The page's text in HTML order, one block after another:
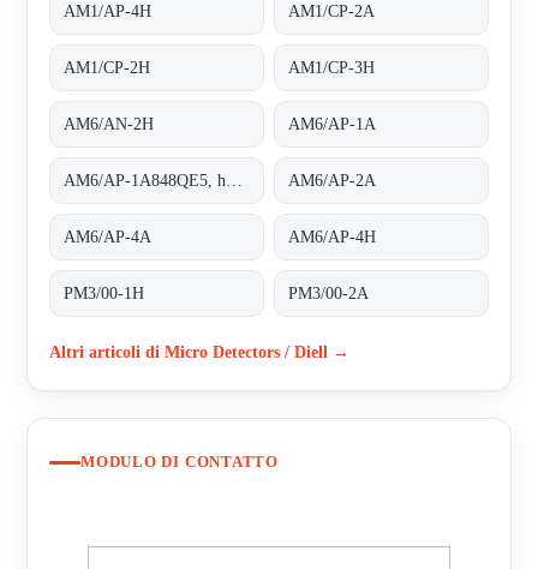
AM1/AP-4H AM1/CP-2A
AM1/CP-2H AM1/CP-3H
AM6/AN-2H AM6/AP-1A
AM6/AP-2A
AM6/AP-4A AM6/AP-4H
PM3/00-1H PM3/00-2A
Altri articoli di Micro Detectors / Diell →
MODULO DI CONTATTO